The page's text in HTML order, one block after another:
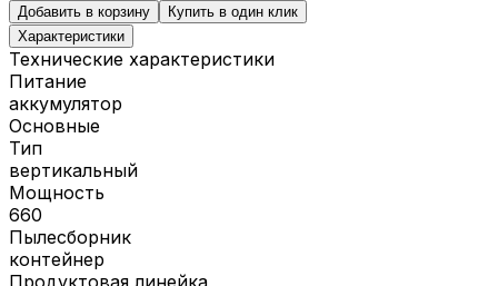
Добавить в корзину
Купить в один клик
Характеристики
Технические характеристики
Питание
аккумулятор
Основные
Тип
вертикальный
Мощность
660
Пылесборник
контейнер
Продуктовая линейка